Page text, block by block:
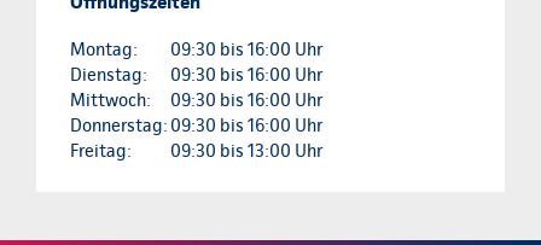
Montag:
09:30 bis 16:00 Uhr
Dienstag:
09:30 bis 16:00 Uhr
Mittwoch:
09:30 bis 16:00 Uhr
Donnerstag: 09:30 bis 16:00 Uhr
Freitag:
09:30 bis 13:00 Uhr